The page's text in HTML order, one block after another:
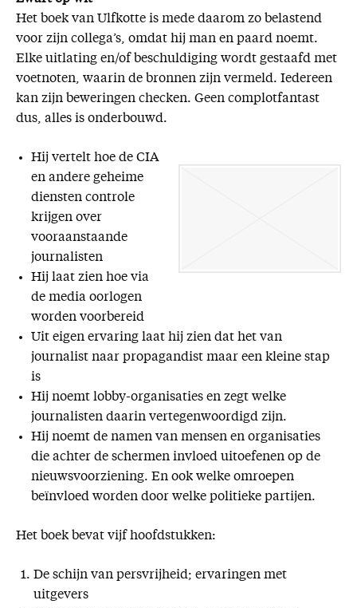
Het boek van Ulfkotte is mede daarom zo belastend
voor zijn collega’s, omdat hij man en paard noemt.
Elke uitlating en/of beschuldiging wordt gestaafd met
voetnoten, waarin de bronnen zijn vermeld. Iedereen
kan zijn beweringen checken. Geen complotfantast
dus, alles is onderbouwd.
Hij vertelt hoe de CIA
en andere geheime
diensten controle
krijgen over
vooraanstaande
journalisten
Hij laat zien hoe via
de media oorlogen
worden voorbereid
Uit eigen ervaring laat hij zien dat het van
journalist naar propagandist maar een kleine stap
is
Hij noemt lobby-organisaties en zegt welke
journalisten daarin vertegenwoordigd zijn.
Hij noemt de namen van mensen en organisaties
die achter de schermen invloed uitoefenen op de
nieuwsvoorziening. En ook welke omroepen
beïnvloed worden door welke politieke partijen.
Het boek bevat vijf hoofdstukken:
De schijn van persvrijheid; ervaringen met
uitgevers